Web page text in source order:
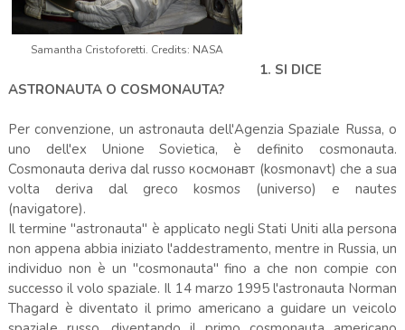
Samantha Cristoforetti. Credits: NASA
1. SI DICE
ASTRONAUTA O COSMONAUTA?
Per convenzione, un astronauta dell'Agenzia Spaziale Russa, o
uno dell'ex Unione Sovietica, è definito cosmonauta.
Cosmonauta deriva dal russo космонавт (kosmonavt) che a sua
volta deriva dal greco kosmos (universo) e nautes
(navigatore).
Il termine "astronauta" è applicato negli Stati Uniti alla persona
non appena abbia iniziato l'addestramento, mentre in Russia, un
individuo non è un "cosmonauta" fino a che non compie con
successo il volo spaziale. Il 14 marzo 1995 l'astronauta Norman
Thagard è diventato il primo americano a guidare un veicolo